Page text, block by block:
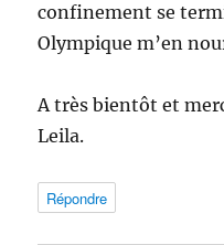
confinement se
Olympique m’en
A très bientôt et
Leila.
Répondre